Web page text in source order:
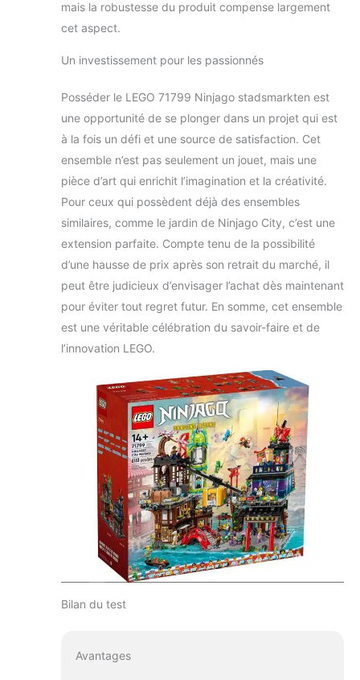
mais la robustesse du produit compense largement
cet aspect.
Un investissement pour les passionnés
Posséder le LEGO 71799 Ninjago stadsmarkten est
une opportunité de se plonger dans un projet qui est
à la fois un défi et une source de satisfaction. Cet
ensemble n’est pas seulement un jouet, mais une
pièce d’art qui enrichit l’imagination et la créativité.
Pour ceux qui possèdent déjà des ensembles
similaires, comme le jardin de Ninjago City, c’est une
extension parfaite. Compte tenu de la possibilité
d’une hausse de prix après son retrait du marché, il
peut être judicieux d’envisager l’achat dès maintenant
pour éviter tout regret futur. En somme, cet ensemble
est une véritable célébration du savoir-faire et de
l’innovation LEGO.
Bilan du test
Avantages